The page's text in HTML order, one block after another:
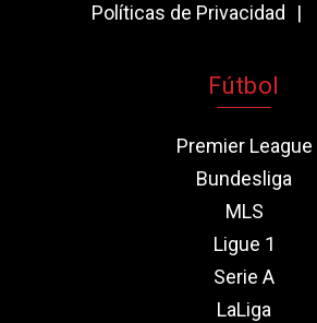
Políticas de Privacidad
Fútbol
Premier League
Bundesliga
MLS
Ligue 1
Serie A
LaLiga